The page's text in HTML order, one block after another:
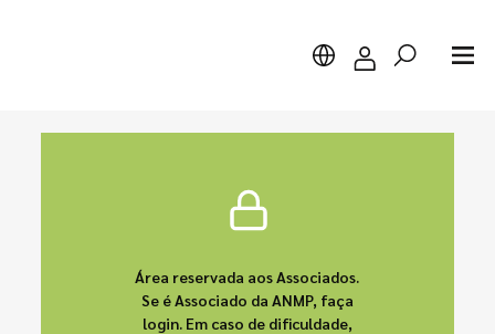
Área reservada aos Associados.
Se é Associado da ANMP, faça
login. Em caso de dificuldade,